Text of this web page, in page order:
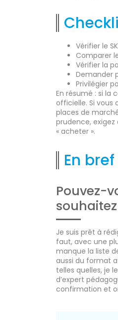
Vérifier le
Comparer
Vérifier la
Demander
Privilégier
En résumé : si la
officielle. Si vous
places de
prudence,
« acheter ».
En bref
Pouvez-
Je suis prêt à
faut, avec une
manque la liste
aussi du format
telles quelles, je
d’expert
confirmation et